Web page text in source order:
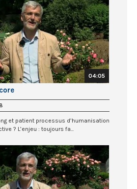
04:05
et patient processus d’humanisation
? L’enjeu : toujours fa...